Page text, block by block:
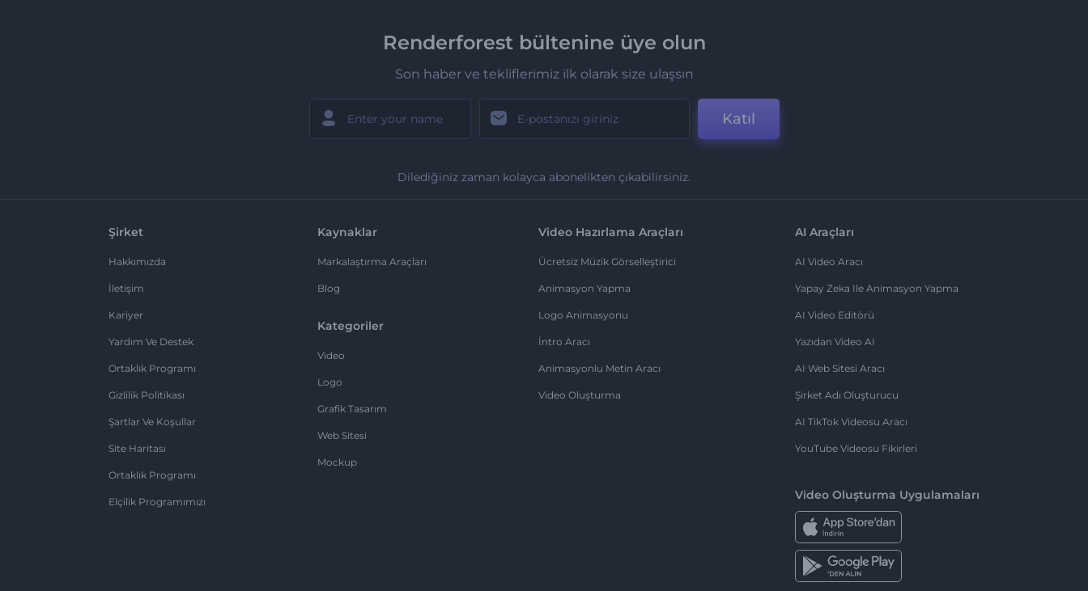
Renderforest bültenine üye olun
Son haber ve tekliflerimiz ilk olarak size ulaşsın
Katıl
Dilediğiniz zaman kolayca abonelikten çıkabilirsiniz.
Şirket
Hakkımızda
İletişim
Kariyer
Yardım Ve Destek
Ortaklık Programı
Gizlilik Politikası
Şartlar Ve Koşullar
Site Haritası
Ortaklık Programı
Elçilik Programımızı
Kaynaklar
Markalaştırma Araçları
Blog
Kategoriler
Video
Logo
Grafik Tasarım
Web Sitesi
Mockup
Video Hazırlama Araçları
Ücretsiz Müzik Görselleştirici
Animasyon Yapma
Logo Animasyonu
İntro Aracı
Animasyonlu Metin Aracı
Video Oluşturma
AI Araçları
AI Video Aracı
Yapay Zeka Ile Animasyon Yapma
AI Video Editörü
Yazıdan Video AI
AI Web Sitesi Aracı
Şirket Adı Oluşturucu
AI TikTok Videosu Aracı
YouTube Videosu Fikirleri
Video Oluşturma Uygulamaları